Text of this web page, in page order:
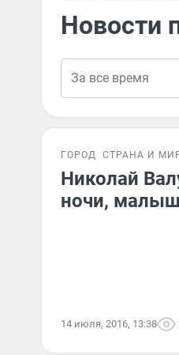
Новости
ГОРОД СТРАНА И
Николай
ночи,
14 июля, 2016, 13:38